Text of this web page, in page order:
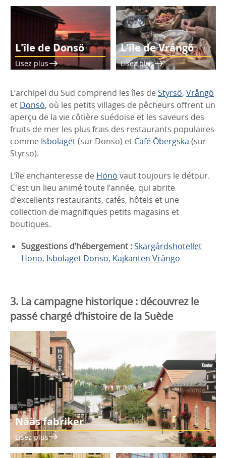
L'île de Donsö
Lisez plus
L'île de Vrångö
Lisez plus
L’archipel du Sud comprend les îles deStyrsö, Vrångö
et Donsö, où les petits villages de pêcheurs offrent un
aperçu de la vie côtière suédoise et les saveurs des
fruits de mer les plus frais des restaurants populaires
comme Isbolaget(sur Donsö) et Café Öbergska (sur
Styrsö).
L’île enchanteresse de Hönö vaut toujours le détour.
C'est un lieu animé toute l’année, qui abrite
d’excellents restaurants, cafés, hôtels et une
collection de magnifiques petits magasins et
boutiques.
Suggestions d’hébergement :Skärgårdshotellet
Hönö, Isbolaget Donsö, Kajkanten Vrångö
3. La campagne historique : découvrez le
passé chargé d’histoire de la Suède
Nääs fabriker
Lisez plus